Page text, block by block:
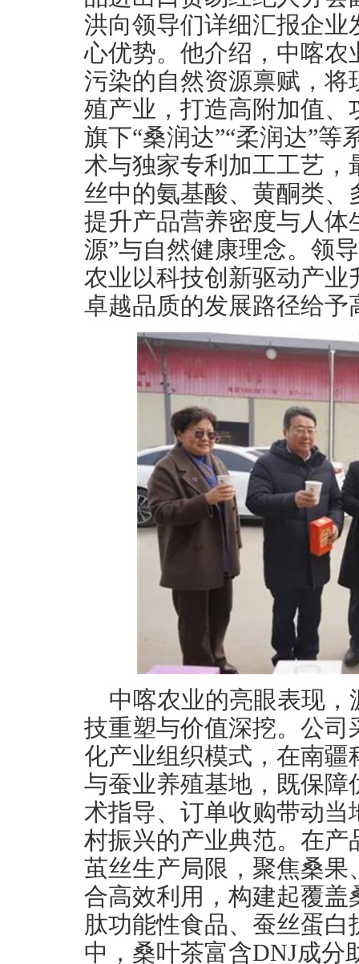
洪向领导们详细汇报企
心优势。他介绍，中喀
污染的自然资源禀赋，
殖产业，打造高附加值
旗下“桑润达”“柔润达”
术与独家专利加工工艺
丝中的氨基酸、黄酮类
提升产品营养密度与人体
源”与自然健康理念。领
农业以科技创新驱动产
卓越品质的发展路径给予
中喀农业的亮眼表现
技重塑与价值深挖。公司
化产业组织模式，在南
与蚕业养殖基地，既保
术指导、订单收购带动
村振兴的产业典范。在
茧丝生产局限，聚焦桑
合高效利用，构建起覆
肽功能性食品、蚕丝蛋
中，桑叶茶富含DNJ成分